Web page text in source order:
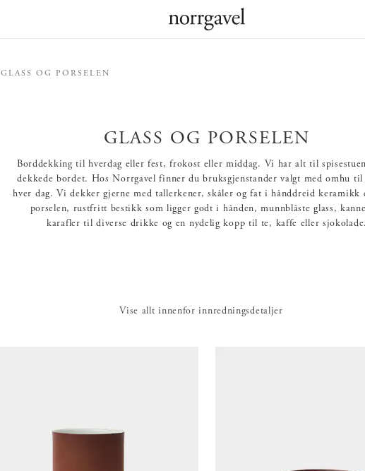
GLASS OG PORSELEN
GLASS OG PORSELEN
Borddekking til hverdag eller fest, frokost eller middag. Vi har alt til
dekkede bordet. Hos Norrgavel finner du bruksgjenstander valgt med omhu til
hver dag. Vi dekker gjerne med tallerkener, skåler og fat i hånddreid keramikk
porselen, rustfritt bestikk som ligger godt i hånden, munnblåste glass,
karafler til diverse drikke og en nydelig kopp til te, kaffe eller sjokolade.
Vise allt innenfor innredningsdetaljer